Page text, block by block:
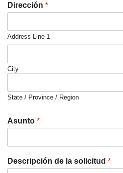
Dirección *
Address Line 1
City
State / Province / Region
Asunto *
Descripción de la solicitud *